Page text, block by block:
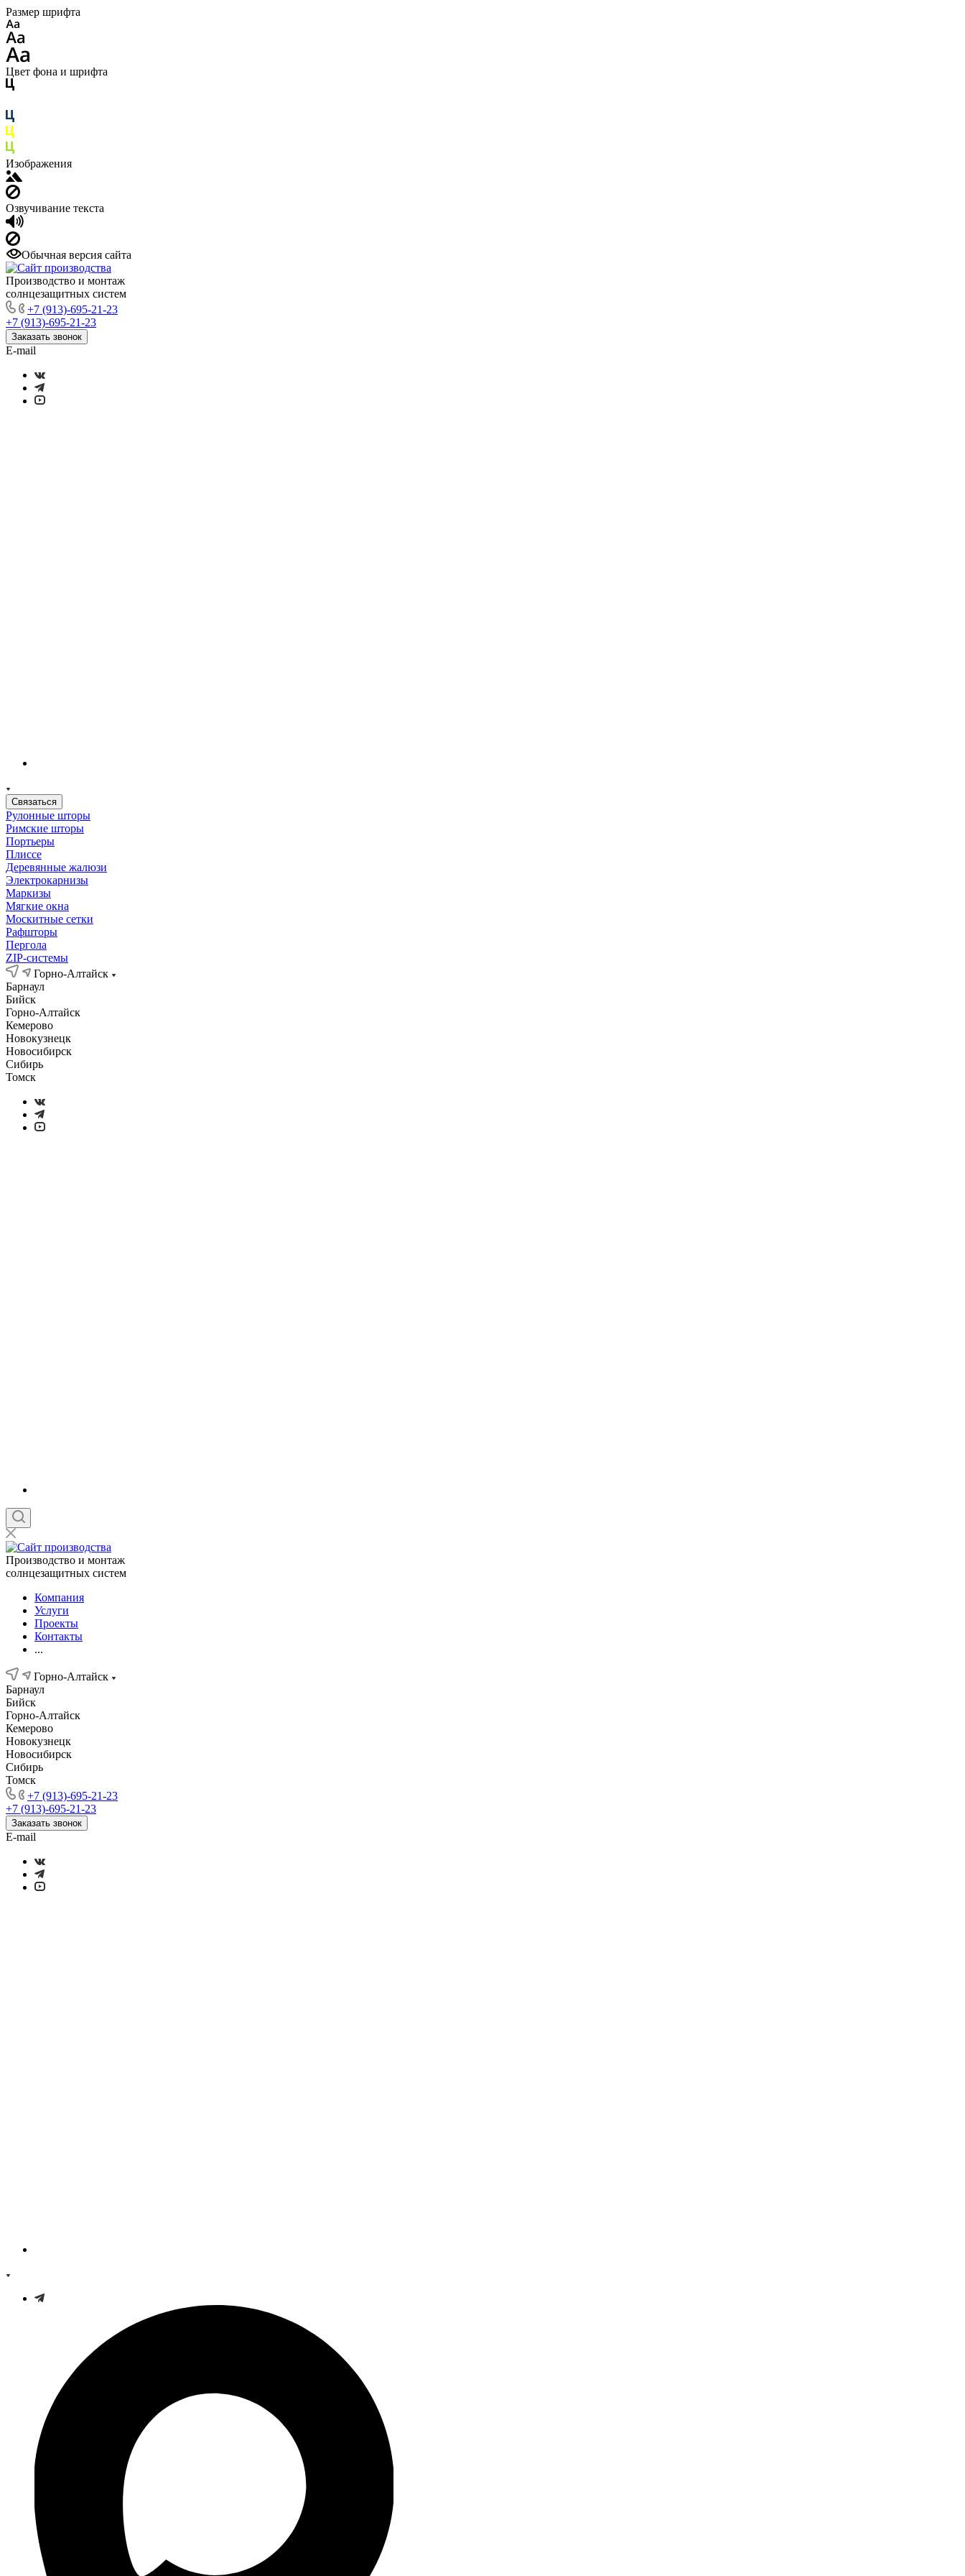
Размер шрифта
Цвет фона и шрифта
Изображения
Озвучивание текста
Обычная версия сайта
Производство и монтаж
солнцезащитных систем
+7 (913)-695-21-23
+7 (913)-695-21-23
Заказать звонок
E-mail
Связаться
Рулонные шторы
Римские шторы
Портьеры
Плиссе
Деревянные жалюзи
Электрокарнизы
Маркизы
Мягкие окна
Москитные сетки
Рафшторы
Пергола
ZIP-системы
Горно-Алтайск
Барнаул
Бийск
Горно-Алтайск
Кемерово
Новокузнецк
Новосибирск
Сибирь
Томск
Производство и монтаж
солнцезащитных систем
Компания
Услуги
Проекты
Контакты
...
Горно-Алтайск
Барнаул
Бийск
Горно-Алтайск
Кемерово
Новокузнецк
Новосибирск
Сибирь
Томск
+7 (913)-695-21-23
+7 (913)-695-21-23
Заказать звонок
E-mail